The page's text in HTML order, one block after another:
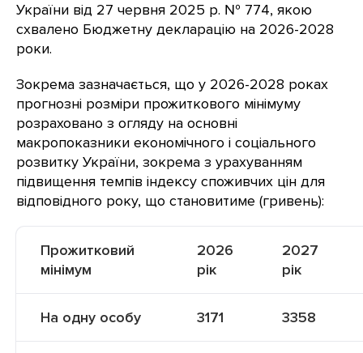
України від 27 червня 2025 р. № 774, якою
схвалено Бюджетну декларацію на 2026-2028
роки.
Зокрема зазначається, що у 2026-2028 роках
прогнозні розміри прожиткового мінімуму
розраховано з огляду на основні
макропоказники економічного і соціального
розвитку України, зокрема з урахуванням
підвищення темпів індексу споживчих цін для
відповідного року, що становитиме (гривень):
Прожитковий
мінімум
2026
рік
2027
рік
На одну особу 3171 3358